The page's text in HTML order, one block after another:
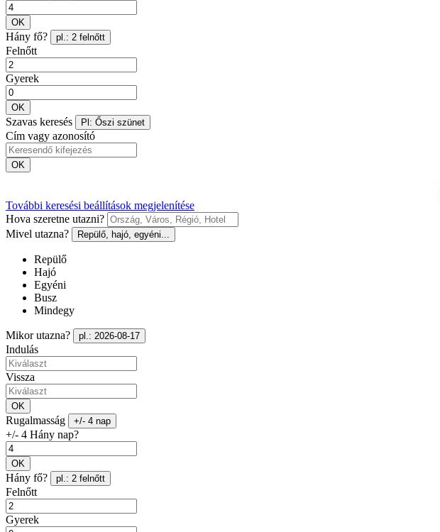
OK
Hány fő? pl.: 2 felnőtt
Felnőtt
Gyerek
OK
Szavas keresés Pl: Őszi szünet
Cím vagy azonosító
OK
További keresési beállítások megjelenítése
Hova szeretne utazni?
Mivel utazna?
Repülő, hajó, egyéni...
Repülő
Hajó
Egyéni
Busz
Mindegy
Mikor utazna? pl.: 2026-08-17
Indulás
Vissza
OK
Rugalmasság +/- 4 nap
+/- 4 Hány nap?
OK
Hány fő? pl.: 2 felnőtt
Felnőtt
Gyerek